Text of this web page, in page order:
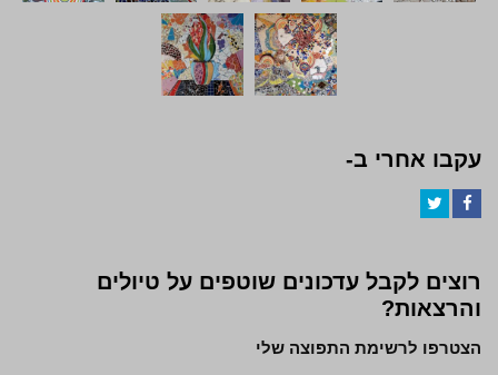
עקבו אחרי ב-
רוצים לקבל עדכונים שוטפים על טיולים
והרצאות?
הצטרפו לרשימת התפוצה שלי